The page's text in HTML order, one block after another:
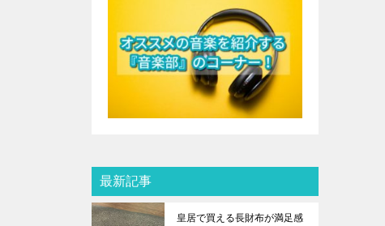
最新記事
皇居で買える長財布が満足感